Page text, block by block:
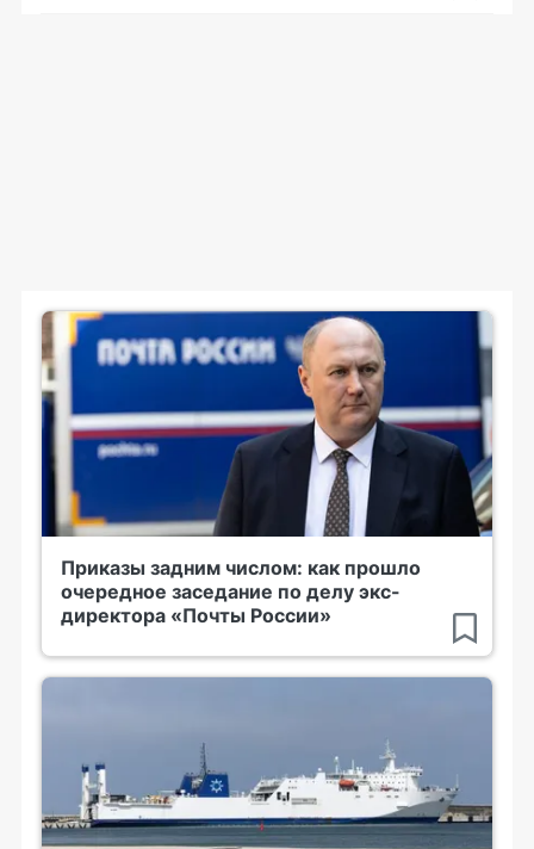
Приказы задним числом: как прошло
очередное заседание по делу экс-
директора «Почты России»